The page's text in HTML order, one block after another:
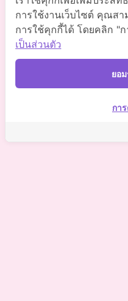
Somchaiclinic คลินิกแพทย์
Somchaiclinic
2021 Somchai Clinic. All
การใช้งานเว็บไซต์ คุณส
การใช้คุกกี้ได้ โดยคลิก "
เป็นส่วนตัว
ยอ
กา